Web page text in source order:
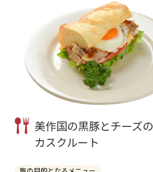
美作国の黒豚とチーズの
カスクルート